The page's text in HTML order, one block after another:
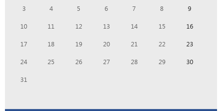
3 4 5 6 7 8 9
10 11 12 13 14 15 16
17 18 19 20 21 22 23
24 25 26 27 28 29 30
31